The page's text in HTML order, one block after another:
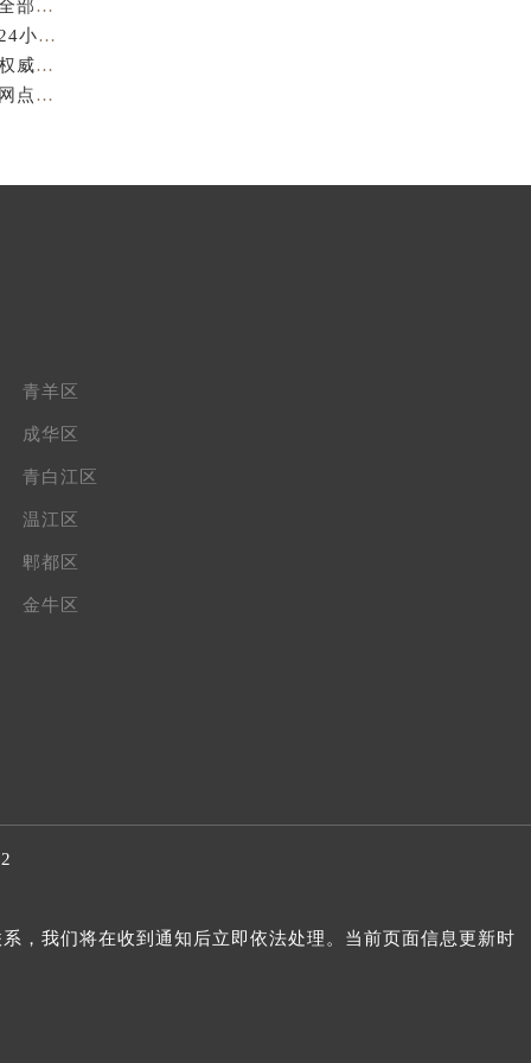
亲身到店探访成都萧邦官方售后服务中心｜服务热线及全部网点地址（2026年7月最新）
亲身到店探访成都萧邦官方售后服务中心｜最新地址和24小时售后电话（2026年7月最新）
成都萧邦官方售后服务中心｜完整维修地址及售后电话权威信息公示（2026年7月最新）
亲身探访成都萧邦官方售后服务中心｜服务热线及全部网点地址（2026年7月最新）
青羊区
成华区
青白江区
温江区
郫都区
金牛区
，我们将在收到通知后立即依法处理。当前页面信息更新时